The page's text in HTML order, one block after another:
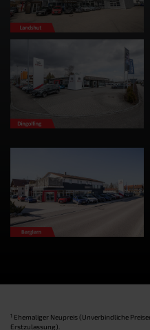
1 Ehemaliger Neupreis (Unverbindliche
Erstzulassung).